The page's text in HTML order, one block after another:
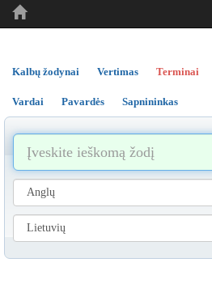
Kalbų žodynai Vertimas Terminai
Vardai Pavardės Sapnininkas